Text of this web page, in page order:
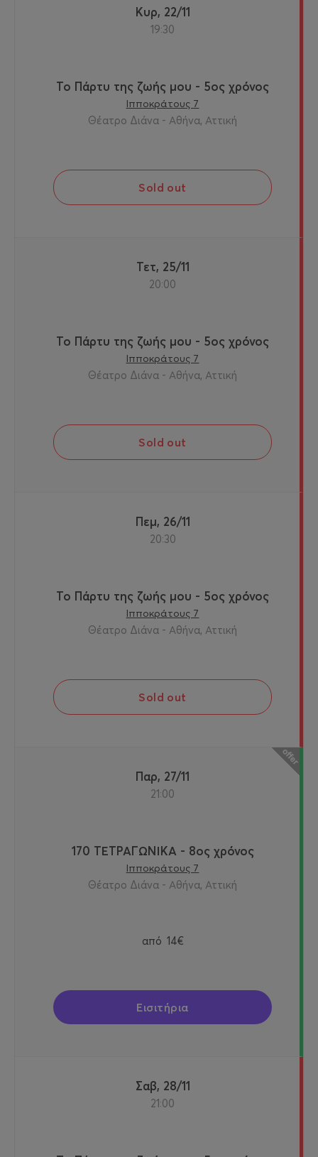
Κυρ, 22/11
19:30
Το Πάρτυ της ζωής μου - 5ος χρόνος
Ιπποκράτους 7
Θέατρο Διάνα - Αθήνα, Αττική
Sold out
Τετ, 25/11
20:00
Το Πάρτυ της ζωής μου - 5ος χρόνος
Ιπποκράτους 7
Θέατρο Διάνα - Αθήνα, Αττική
Sold out
Πεμ, 26/11
20:30
Το Πάρτυ της ζωής μου - 5ος χρόνος
Ιπποκράτους 7
Θέατρο Διάνα - Αθήνα, Αττική
Sold out
Παρ, 27/11
21:00
170 ΤΕΤΡΑΓΩΝΙΚΑ - 8ος χρόνος
Ιπποκράτους 7
Θέατρο Διάνα - Αθήνα, Αττική
από 14€
Εισιτήρια
Σαβ, 28/11
21:00